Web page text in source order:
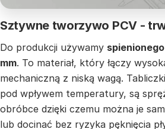
Sztywne tworzywo PCV -
Do produkcji używamy
mm. To materiał, który łączy
mechaniczną z niską wagą.
pod wpływem temperatury, są
obróbce dzięki czemu można je
lub docinać bez ryzyka pęknięcia